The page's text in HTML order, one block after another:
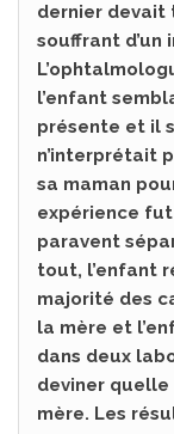
dernier devait
souffrant
l’enfant
présente et il
n’interprétait
sa maman
expérience
paravent
tout, l’enfant
majorité des
la mère et
dans deux
deviner
mère. Les